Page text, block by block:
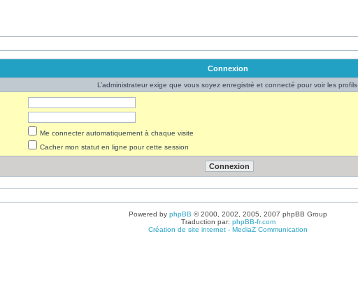
Connexion
L’administrateur exige que vous soyez enregistré et connecté pour voir les profils.
Me connecter automatiquement à chaque visite
Cacher mon statut en ligne pour cette session
Powered by phpBB © 2000, 2002, 2005, 2007 phpBB Group
Traduction par: phpBB-fr.com
Création de site internet - MediaZ Communication